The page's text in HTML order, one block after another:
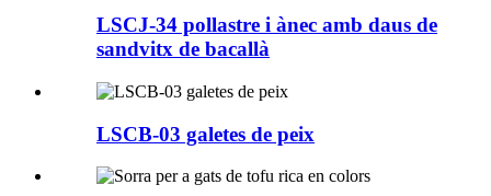
LSCJ-34 pollastre i ànec amb daus de
sandvitx de bacallà
LSCB-03 galetes de peix